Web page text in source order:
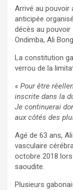
Arrivé au pouvoir
anticipée
décès au
Ondimba, Ali
La constitution
verrou de la
« Pour être
inscrite dans la
Je continuerai
aux côtés des
Agé de 63 ans,
vasculaire
octobre 2018 lors
saoudite.
Plusieurs